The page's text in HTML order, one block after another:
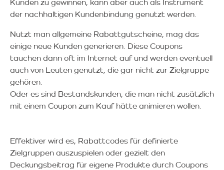
Kunden zu gewinnen, kann aber auch als Instrument
der nachhaltigen Kunden­bindung genutzt werden.
Nutzt man allgemeine Rabattgutscheine, mag das
einige neue Kunden generieren. Diese Coupons
tauchen dann oft im Internet auf und werden eventuell
auch von Leuten genutzt, die gar nicht zur Zielgruppe
gehören.
Oder es sind Bestandskunden, die man nicht zusätzlich
mit einem Coupon zum Kauf hätte animieren wollen.
Effektiver wird es, Rabattcodes für definierte
Zielgruppen auszuspielen oder gezielt den
Deckungsbeitrag für eigene Produkte durch Coupons